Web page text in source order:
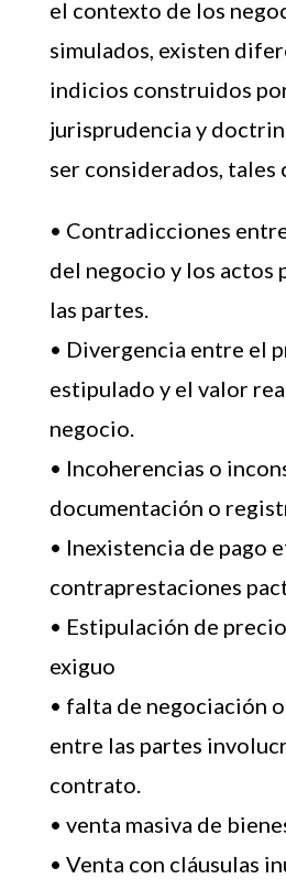
el contexto de los
simulados, existen
indicios construidos
jurisprudencia y
ser considerados, tales
• Contradicciones
del negocio y los actos
las partes.
• Divergencia entre el
estipulado y el valor
negocio.
• Incoherencias o
documentación o
• Inexistencia de pago
contraprestaciones
• Estipulación de
exiguo
• falta de negociación
entre las partes
contrato.
• venta masiva de
• Venta con cláusulas